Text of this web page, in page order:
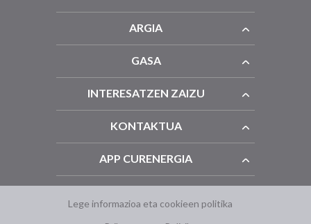
ARGIA
GASA
INTERESATZEN ZAIZU
KONTAKTUA
APP CURENERGIA
Lege informazioa eta cookieen politika